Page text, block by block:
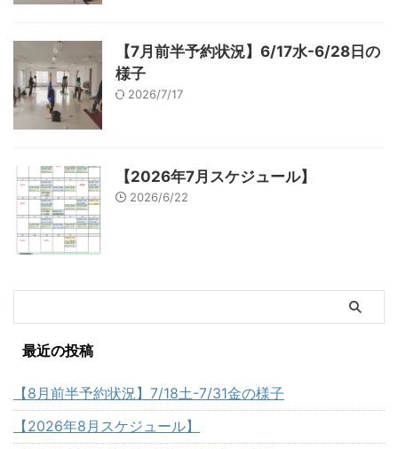
【7月前半予約状況】6/17水-6/28日の
様子
2026/7/17
【2026年7月スケジュール】
2026/6/22
最近の投稿
【8月前半予約状況】7/18土-7/31金の様子
【2026年8月スケジュール】